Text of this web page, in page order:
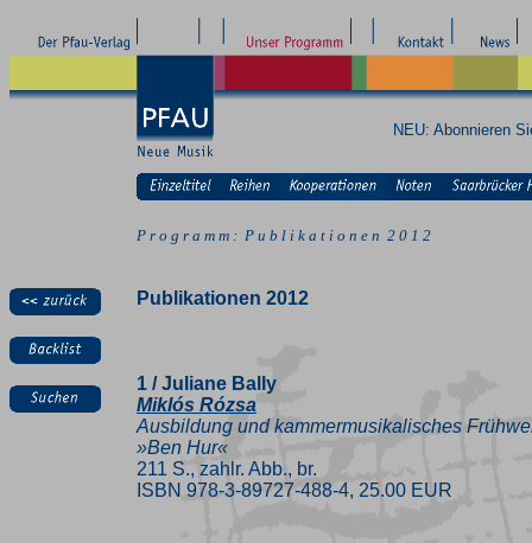
NEU: Abonnieren
P r o g r a m m : P u b l i k a t i o n e n 2 0 1 2
Publikationen 2012
1 / Juliane Bally
Miklós Rózsa
Ausbildung und kammermusikalisches
»Ben Hur«
211 S., zahlr. Abb., br.
ISBN 978-3-89727-488-4, 25.00 EUR